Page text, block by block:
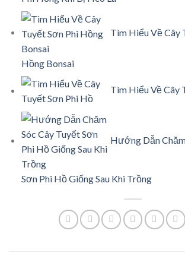
Tìm Hiểu Về Cây
Hồng Bonsai
Tìm Hiểu Về Cây
Hướng Dẫn
Sơn Phi Hồ Giống Sau Khi Trồng